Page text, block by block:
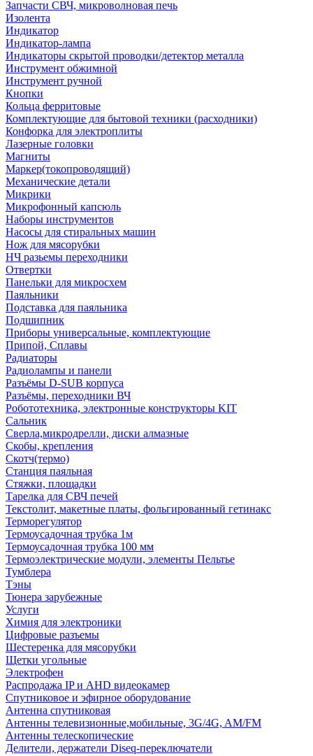
Запчасти СВЧ, микроволновая печь
Изолента
Индикатор
Индикатор-лампа
Индикаторы скрытой проводки/детектор металла
Инструмент обжимной
Инструмент ручной
Кнопки
Кольца ферритовые
Комплектующие для бытовой техники (расходники)
Конфорка для электроплиты
Лазерные головки
Магниты
Маркер(токопроводящий)
Механические детали
Микрики
Микрофонный капсюль
Наборы инструментов
Насосы для стиральных машин
Нож для мясорубки
НЧ разьемы переходники
Отвертки
Панельки для микросхем
Паяльники
Подставка для паяльника
Подшипник
Приборы универсальные, комплектующие
Припой, Сплавы
Радиаторы
Радиолампы и панели
Разъёмы D-SUB корпуса
Разъёмы, переходники ВЧ
Робототехника, электронные конструкторы KIT
Сальник
Сверла,микродрелли, диски алмазные
Скобы, крепления
Скотч(термо)
Станция паяльная
Стяжки, площадки
Тарелка для СВЧ печей
Текстолит, макетные платы, фольгированный гетинакс
Терморегулятор
Термоусадочная трубка 1м
Термоусадочная трубка 100 мм
Термоэлектрические модули, элементы Пельтье
Тумблера
Тэны
Тюнера зарубежные
Услуги
Химия для электроники
Цифровые разъемы
Шестеренка для мясорубки
Щетки угольные
Электрофен
Распродажа IP и AHD видеокамер
Спутниковое и эфирное оборудование
Антенна спутниковая
Антенны телевизионные,мобильные, 3G/4G, AM/FM
Антенны телескопические
Делители, держатели Diseq-переключатели